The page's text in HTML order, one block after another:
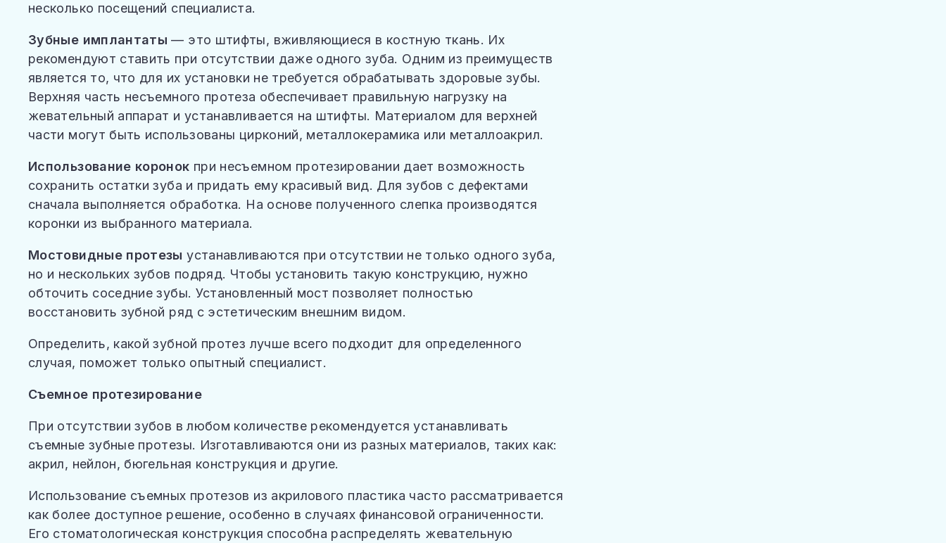
несколько посещений специалиста.
Зубные имплантаты — это штифты, вживляющиеся в костную ткань. Их
рекомендуют ставить при отсутствии даже одного зуба. Одним из преимуществ
является то, что для их установки не требуется обрабатывать здоровые зубы.
Верхняя часть несъемного протеза обеспечивает правильную нагрузку на
жевательный аппарат и устанавливается на штифты. Материалом для верхней
части могут быть использованы цирконий, металлокерамика или металлоакрил.
Использование коронок при несъемном протезировании дает возможность
сохранить остатки зуба и придать ему красивый вид. Для зубов с дефектами
сначала выполняется обработка. На основе полученного слепка производятся
коронки из выбранного материала.
Мостовидные протезы устанавливаются при отсутствии не только одного зуба,
но и нескольких зубов подряд. Чтобы установить такую конструкцию, нужно
обточить соседние зубы. Установленный мост позволяет полностью
восстановить зубной ряд с эстетическим внешним видом.
Определить, какой зубной протез лучше всего подходит для определенного
случая, поможет только опытный специалист.
Съемное протезирование
При отсутствии зубов в любом количестве рекомендуется устанавливать
съемные зубные протезы. Изготавливаются они из разных материалов, таких как:
акрил, нейлон, бюгельная конструкция и другие.
Использование съемных протезов из акрилового пластика часто рассматривается
как более доступное решение, особенно в случаях финансовой ограниченности.
Его стоматологическая конструкция способна распределять жевательную